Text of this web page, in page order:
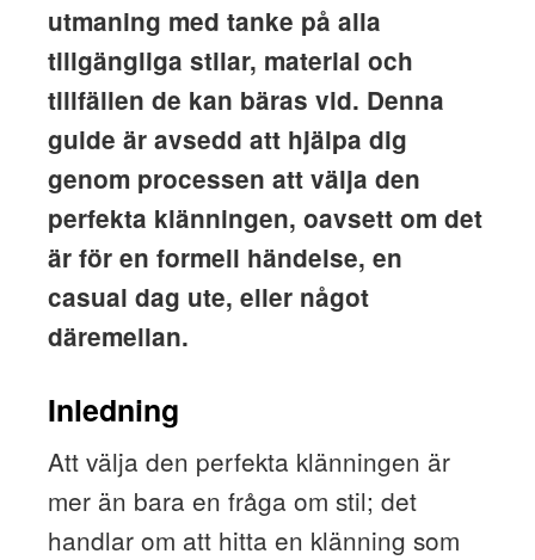
utmaning med tanke på alla
tillgängliga stilar, material och
tillfällen de kan bäras vid. Denna
guide är avsedd att hjälpa dig
genom processen att välja den
perfekta klänningen, oavsett om det
är för en formell händelse, en
casual dag ute, eller något
däremellan.
Inledning
Att välja den perfekta klänningen är
mer än bara en fråga om stil; det
handlar om att hitta en klänning som